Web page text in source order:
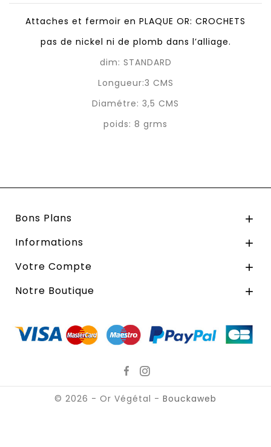
Attaches et fermoir en PLAQUE OR: CROCHETS
pas de nickel ni de plomb dans l’alliage.
dim: STANDARD
Longueur:3 CMS
Diamétre: 3,5 CMS
poids: 8 grms
Bons Plans 
Informations 
Votre Compte 
Notre Boutique 
© 2026 - Or Végétal - Bouckaweb